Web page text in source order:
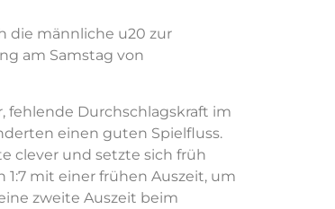
die männliche u20 zur
am Samstag von
fehlende Durchschlagskraft im
einen guten Spielfluss.
clever und setzte sich früh
1:7 mit einer frühen Auszeit, um
zweite Auszeit beim